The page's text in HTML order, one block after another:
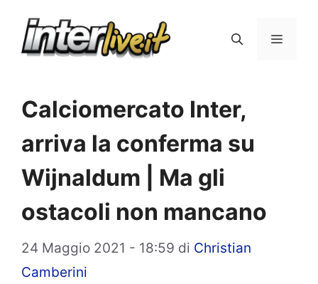
Menu
Calciomercato Inter,
arriva la conferma su
Wijnaldum | Ma gli
ostacoli non mancano
24 Maggio 2021 - 18:59 di Christian
Camberini